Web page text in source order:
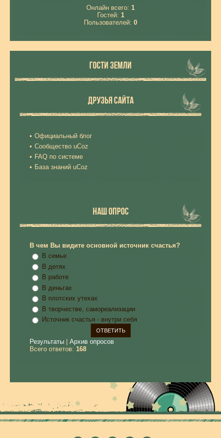
Онлайн всего: 1
Гостей: 1
Пользователей: 0
ГОСТИ ЗЕМЛИ
ДРУЗЬЯ САЙТА
Официальный блог
Сообщество uCoz
FAQ по системе
База знаний uCoz
НАШ ОПРОС
В чем Вы видите основной источник счастья?
В семье
В детях
В работе
В деньгах
В плотских утехах
В творчестве, самореализации
Источник счастья - внутри себя
Результаты
Архив опросов
Всего ответов: 168